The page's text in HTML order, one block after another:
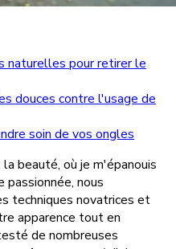
naturelles pour retirer le
douces contre l'usage de
soin de vos ongles
beauté, où je m'épanouis
passionnée, nous
techniques novatrices et
apparence tout en
de nombreuses